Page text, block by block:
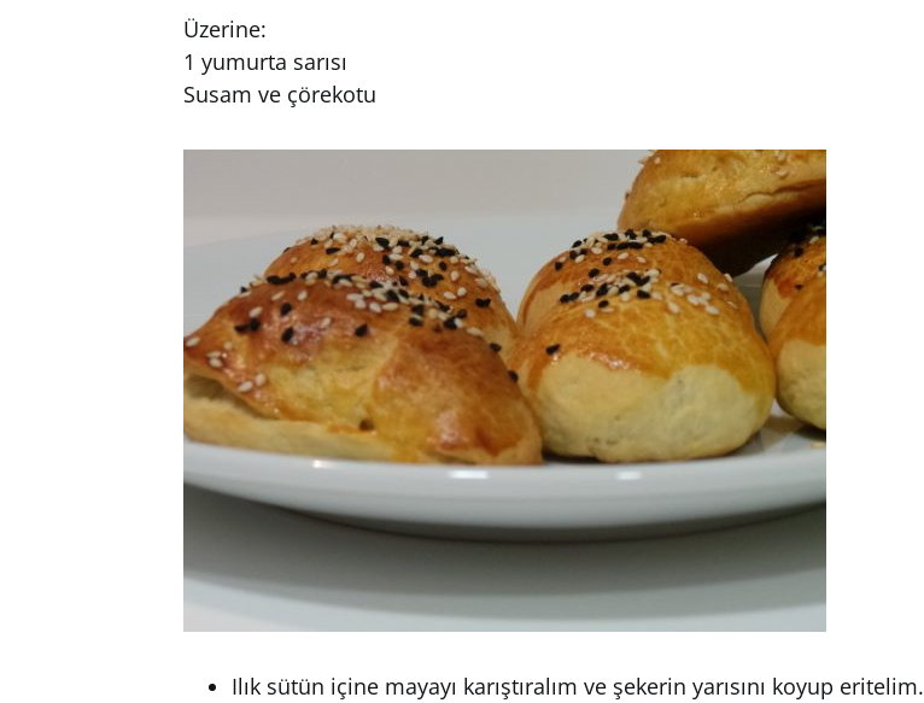
Üzerine:
1 yumurta sarısı
Susam ve çörekotu
Ilık sütün içine mayayı karıştıralım ve şekerin yarısını koyup eritelim.